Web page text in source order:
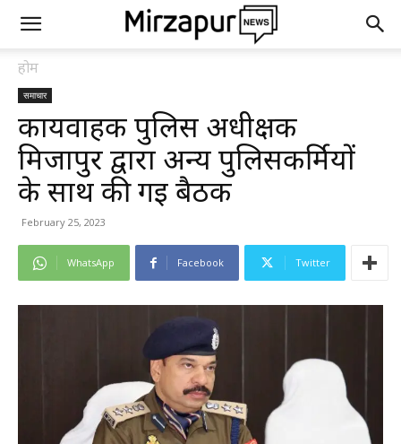
होम
समाचार
कार्यवाहक पुलिस अधीक्षक
मिर्जापुर द्वारा अन्य पुलिसकर्मियों
के साथ की गई बैठक
February 25, 2023
WhatsApp Facebook Twitter